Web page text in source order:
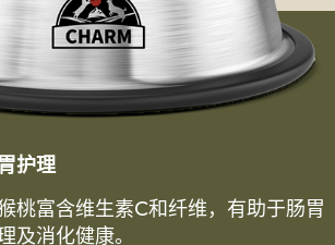
护理
桃富含维生素C和纤维，有助于肠胃
及消化健康。